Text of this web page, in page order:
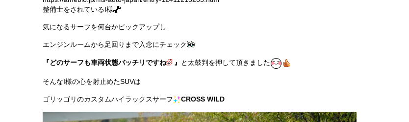
整備士をされているI様
気になるサーフを何台かピックアップし
エンジンルームから足回りまで入念にチェック
『どのサーフも車両状態バッチリですね 』 と太鼓判を押して頂きました
そんなI様の心を射止めたSUVは
ゴリッゴリのカスタムハイラックスサーフ CROSS WILD